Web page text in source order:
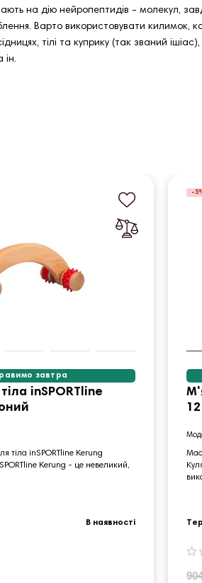
на дію нейропептидів - молекул,
Варто використовувати килимок,
тілі та куприку (так званий
ін.
завтра
inSPORTline
тіла inSPORTline Kerung
Kerung - це невеликий,
В наявності
-